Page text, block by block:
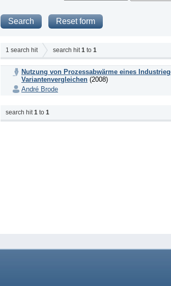
1 search hit search hit 1 to 1
Nutzung von Prozessabwärme eines
Variantenvergleichen (2008)
André Brode
search hit1 to 1